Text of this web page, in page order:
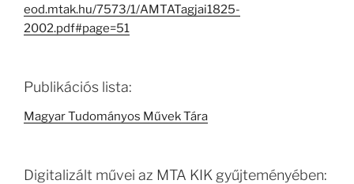
eod.mtak.hu/7573/1/AMTATagjai1825-
2002.pdf#page=51
Publikációs lista:
Magyar Tudományos Művek Tára
Digitalizált művei az MTA KIK gyűjteményében: